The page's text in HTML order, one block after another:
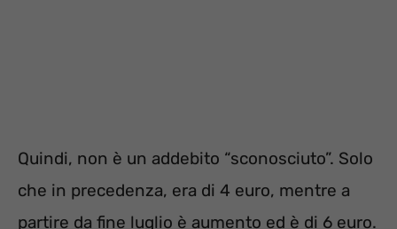
Quindi, non è un addebito “sconosciuto”. Solo
che in precedenza, era di 4 euro, mentre a
partire da fine luglio è aumento ed è di 6 euro.